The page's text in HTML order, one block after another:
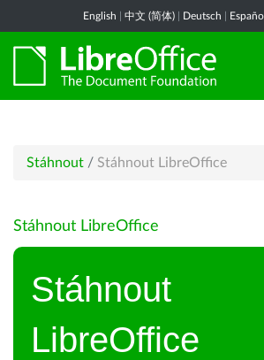
English 中文 (简体) Deutsch
Stáhnout / Stáhnout LibreOffice
Stáhnout LibreOffice
Stáhnout
LibreOffice